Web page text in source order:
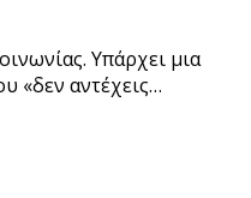
Υπάρχει μια
«δεν αντέχεις…